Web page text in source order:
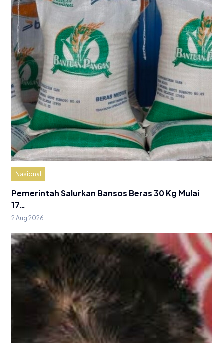
Nasional
Pemerintah Salurkan Bansos Beras 30 Kg Mulai
17…
2 Aug 2026